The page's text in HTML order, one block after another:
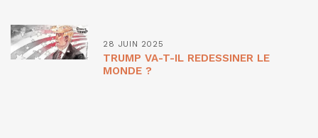
28 JUIN 2025
TRUMP VA-T-IL REDESSINER LE
MONDE ?